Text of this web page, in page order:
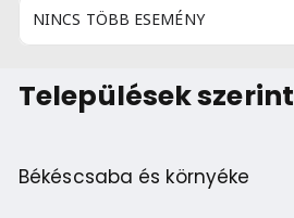
NINCS TÖBB ESEMÉNY
Települések szerint
Békéscsaba és környéke